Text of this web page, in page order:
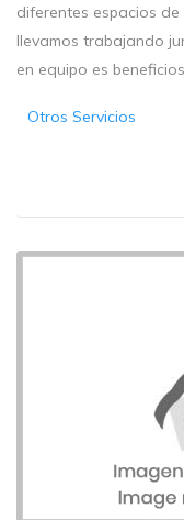
diferentes espacios
llevamos trabajando
en equipo es
Otros Servicios